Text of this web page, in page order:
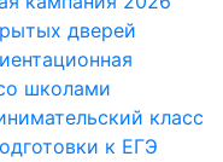
дверей
школами
класс
к ЕГЭ